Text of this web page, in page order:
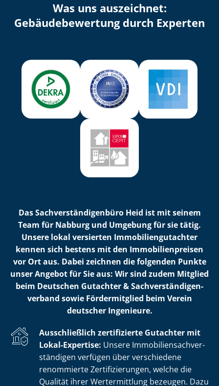
Was uns auszeichnet:
Ge­bäu­de­be­wer­tung durch Experten
Das Sach­ver­stän­di­gen­bü­ro Heid ist mit seinem
Team für Nabburg und Umgebung für sie tätig.
Unsere lokal versierten Im­mo­bi­li­en­gut­ach­ter
kennen sich bestens mit den Im­mo­bi­li­en­prei­sen
vor Ort aus. Dabei zeichnen die folgenden Punkte
unser Angebot für Sie aus: Wir sind zudem Mitglied
beim Deutschen Gutachter & Sach­ver­stän­di­gen­
ver­band sowie Fördermitglied beim Verein
deutscher Ingenieure.
Ausschließlich zertifizierte Gutachter mit
Lokal-Expertise: Unsere Im­mo­bi­li­en­sach­ver­
stän­di­gen verfügen über verschiedene
renommierte Zer­ti­fi­zie­run­gen, welche die
Qualität ihrer Wertermittlung bezeugen. Dazu